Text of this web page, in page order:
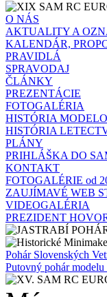
O NÁS
AKTUALITY A
KALENDÁR,
PRAVIDLÁ
SPRAVODAJ
ČLÁNKY
PREZENTÁCIE
FOTOGALÉRIA
HISTÓRIA
HISTÓRIA
PLÁNY
PRIHLÁŠKA DO
KONTAKT
FOTOGALÉRIE od
ZAUJÍMAVÉ WEB
VIDEOGALÉRIA
PREZIDENT
Pohár Slovenských
Putovný pohár